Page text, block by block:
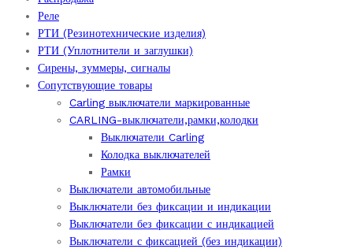
Реле
РТИ (Резинотехнические изделия)
РТИ (Уплотнители и заглушки)
Сирены, зуммеры, сигналы
Сопутствующие товары
Carling выключатели маркированные
CARLING-выключатели,рамки,колодки
Выключатели Carling
Колодка выключателей
Рамки
Выключатели автомобильные
Выключатели без фиксации и индикации
Выключатели без фиксации с индикацией
Выключатели с фиксацией (без индикации)